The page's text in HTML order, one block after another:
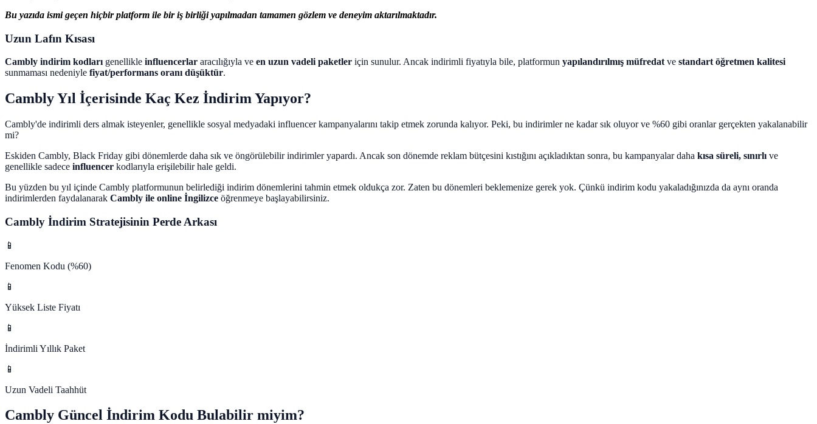
Bu yazıda ismi geçen hiçbir platform ile bir iş birliği yapılmadan tamamen gözlem ve deneyim aktarılmaktadır.
Uzun Lafın Kısası
Cambly indirim kodları genellikle influencerlar aracılığıyla ve en uzun vadeli paketler için sunulur. Ancak indirimli fiyatıyla bile, platformun yapılandırılmış müfredat ve standart öğretmen kalitesi
sunmaması nedeniyle fiyat/performans oranı düşüktür.
Cambly Yıl İçerisinde Kaç Kez İndirim Yapıyor?
Cambly'de indirimli ders almak isteyenler, genellikle sosyal medyadaki influencer kampanyalarını takip etmek zorunda kalıyor. Peki, bu indirimler ne kadar sık oluyor ve %60 gibi oranlar gerçekten yakalanabilir
mi?
Eskiden Cambly, Black Friday gibi dönemlerde daha sık ve öngörülebilir indirimler yapardı. Ancak son dönemde reklam bütçesini kıstığını açıkladıktan sonra, bu kampanyalar daha kısa süreli, sınırlı ve
genellikle sadece influencer kodlarıyla erişilebilir hale geldi.
Bu yüzden bu yıl içinde Cambly platformunun belirlediği indirim dönemlerini tahmin etmek oldukça zor. Zaten bu dönemleri beklemenize gerek yok. Çünkü indirim kodu yakaladığınızda da aynı oranda
indirimlerden faydalanarak Cambly ile online İngilizce öğrenmeye başlayabilirsiniz.
Cambly İndirim Stratejisinin Perde Arkası
📱
Fenomen Kodu (%60)
📱
Yüksek Liste Fiyatı
📱
İndirimli Yıllık Paket
📱
Uzun Vadeli Taahhüt
Cambly Güncel İndirim Kodu Bulabilir miyim?